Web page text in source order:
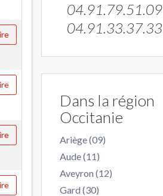
04.91.79.51.09
04.91.33.37.33
Dans la région
Occitanie
Ariège (09)
Aude (11)
Aveyron (12)
Gard (30)